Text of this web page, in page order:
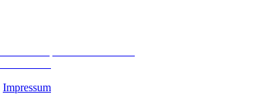
Impressum